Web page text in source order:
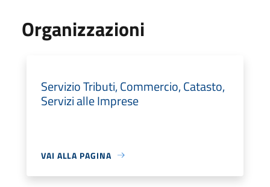
Organizzazioni
Servizio Tributi, Commercio, Catasto,
Servizi alle Imprese
VAI ALLA PAGINA